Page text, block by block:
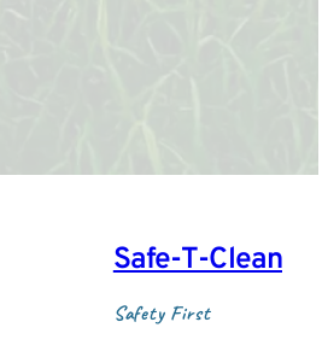
Safe‑T‑Clean
Safety First